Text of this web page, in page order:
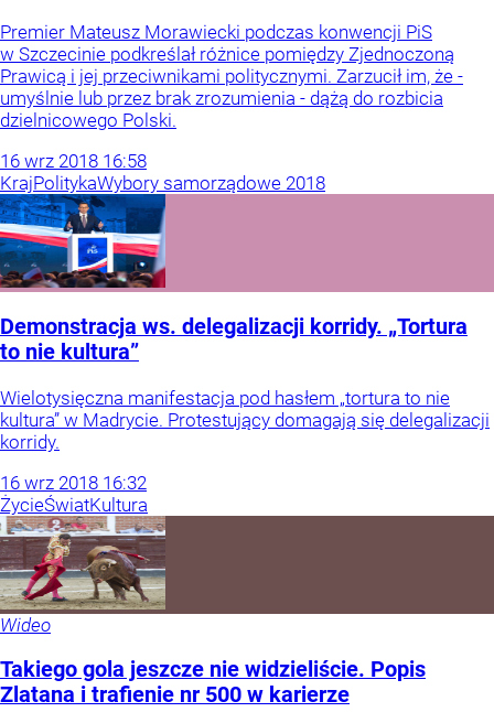
Premier Mateusz Morawiecki podczas konwencji PiS
w Szczecinie podkreślał różnice pomiędzy Zjednoczoną
Prawicą i jej przeciwnikami politycznymi. Zarzucił im, że -
umyślnie lub przez brak zrozumienia - dążą do rozbicia
dzielnicowego Polski.
16 wrz 2018 16:58
KrajPolitykaWybory samorządowe 2018
Demonstracja ws. delegalizacji korridy. „Tortura
to nie kultura”
Wielotysięczna manifestacja pod hasłem „tortura to nie
kultura” w Madrycie. Protestujący domagają się delegalizacji
korridy.
16 wrz 2018 16:32
ŻycieŚwiatKultura
Wideo
Takiego gola jeszcze nie widzieliście. Popis
Zlatana i trafienie nr 500 w karierze